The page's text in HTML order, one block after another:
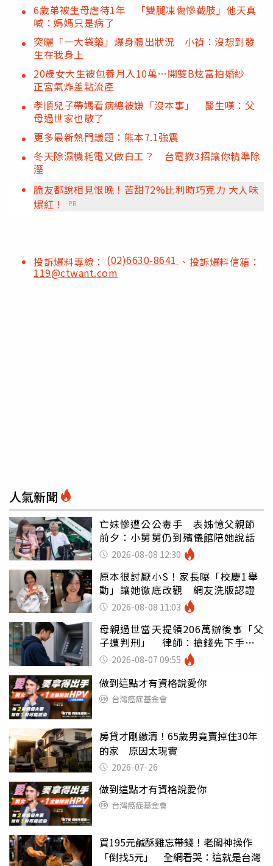
6歲弟被生母虐待1年 「雙腿凍傷慘截肢」他天真
喊：媽媽只是病了
突曬「一大袋藥」爆身體出狀況 小禎：沒想到發
生在我身上
20歲女大生被包養月入10萬…開雙B炫富拍婚紗
正宮氣炸差點流產
孝順兒子帶媽看病總被嫌「沒本事」 醫生嘆：父
母過世家也散了
更多最新熱門議題：熊本7.1強震
冬天除濕機耗電又做白工？ 台電教3招讓你精準除
溼
脆友都說相見恨晚！苦甜72%比利時巧克力 大人味
爆紅！
PR
投訴爆料專線： (02)6630-8641 、投訴爆料信箱：
119@ctwant.com
人氣新聞
亡妹慘遭公公毒手 表姊憶父親節
前夕：小舅舅仍到殯儀館陪她說話
2026-08-08 12:30
原本很討厭小S！家長曝「校慶1舉
動」讓她徹底改觀 網友洗版認證
2026-08-08 11:03
母親過世當天提領206萬辦後事「父
子遭判刑」 律師：搶錢先下手是
罪 2026-08-07 09:55
做到這點才有資格說愛你
台灣癌症基金會
房貸才剛繳清！65歲男竟賣掉住30年
的家 原因太現實
2026-07-26
做到這點才有資格說愛你
台灣癌症基金會
買195元鹹酥雞忘帶錢！老闆神操作
「倒找5元」 全網看哭：這就是台灣